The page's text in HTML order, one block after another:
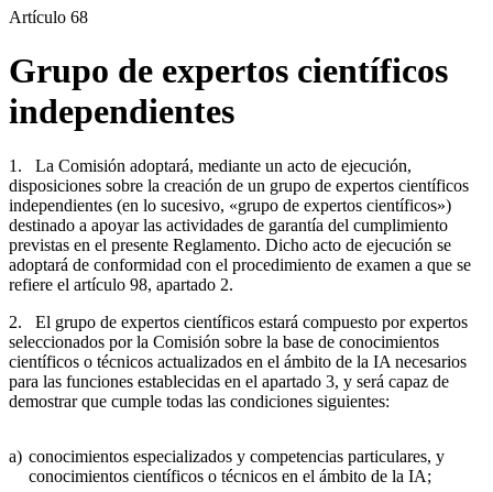
Artículo 68
Grupo de expertos científicos
independientes
1. La Comisión adoptará, mediante un acto de ejecución,
disposiciones sobre la creación de un grupo de expertos científicos
independientes (en lo sucesivo, «grupo de expertos científicos»)
destinado a apoyar las actividades de garantía del cumplimiento
previstas en el presente Reglamento. Dicho acto de ejecución se
adoptará de conformidad con el procedimiento de examen a que se
refiere el artículo 98, apartado 2.
2. El grupo de expertos científicos estará compuesto por expertos
seleccionados por la Comisión sobre la base de conocimientos
científicos o técnicos actualizados en el ámbito de la IA necesarios
para las funciones establecidas en el apartado 3, y será capaz de
demostrar que cumple todas las condiciones siguientes:
a) conocimientos especializados y competencias particulares, y
conocimientos científicos o técnicos en el ámbito de la IA;